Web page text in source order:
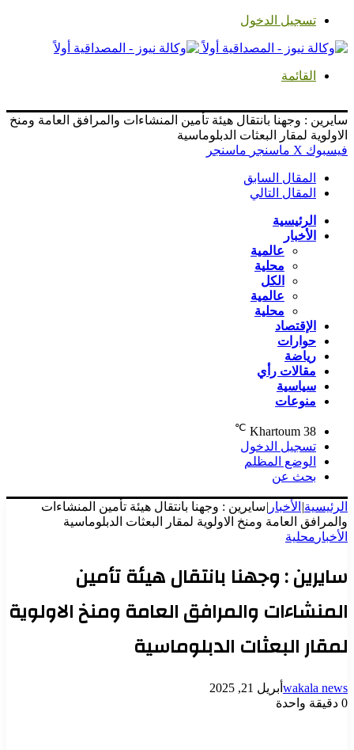
تسجيل الدخول
القائمة
سايرين : وجهنا بانتقال هيئة تأمين المنشاءات والمرافق العامة ومنخ
الاولوية لمقار البعثات الدبلوماسية
فيسبوك ‫X ماسنجر ماسنجر
المقال السابق
المقال التالي
الرئيسية
الأخبار
عالمية
محلية
الكل
عالمية
محلية
الإقتصاد
حوارات
رياضة
مقالات رأي
سياسية
منوعات
Khartoum 38
℃
تسجيل الدخول
الوضع المظلم
بحث عن
الرئيسية| الأخبار |سايرين : وجهنا بانتقال هيئة تأمين المنشاءات
والمرافق العامة ومنخ الاولوية لمقار البعثات الدبلوماسية
الأخبار محلية
سايرين : وجهنا بانتقال هيئة تأمين
المنشاءات والمرافق العامة ومنخ الاولوية
لمقار البعثات الدبلوماسية
wakala news أبريل 21, 2025
0 دقيقة واحدة